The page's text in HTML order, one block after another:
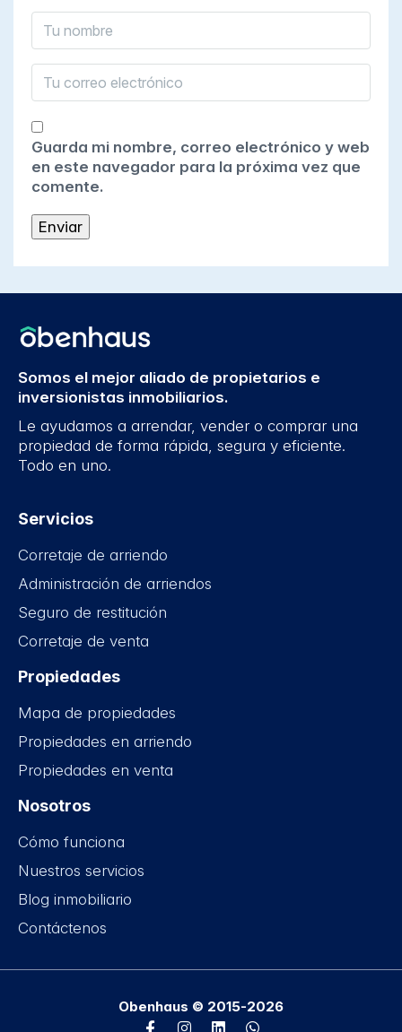
Guarda mi nombre, correo electrónico y web
en este navegador para la próxima vez que
comente.
Somos el mejor aliado de propietarios e
inversionistas inmobiliarios.
Le ayudamos a arrendar, vender o comprar una
propiedad de forma rápida, segura y eficiente.
Todo en uno.
Servicios
Corretaje de arriendo
Administración de arriendos
Seguro de restitución
Corretaje de venta
Propiedades
Mapa de propiedades
Propiedades en arriendo
Propiedades en venta
Nosotros
Cómo funciona
Nuestros servicios
Blog inmobiliario
Contáctenos
Obenhaus © 2015-2026